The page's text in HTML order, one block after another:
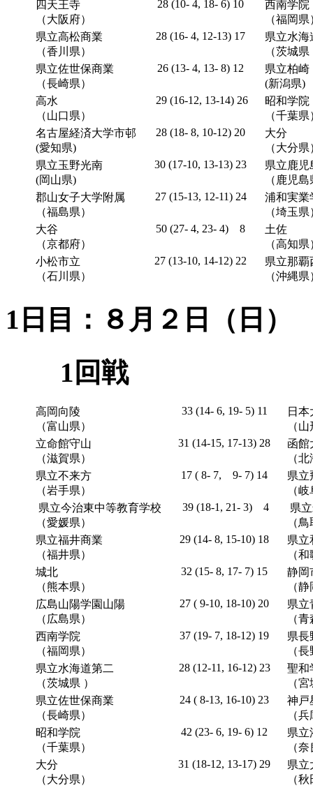
四天王寺
（大阪府）
28 (10- 4, 18- 6) 10
西南学院
（福岡県
県立高松商業
（香川県）
28 (16- 4, 12-13) 17
県立水海
（茨城県
県立佐世保商業
（長崎県）
26 (13- 4, 13- 8) 12
県立柏崎
(新潟県)
高水
（山口県）
29 (16-12, 13-14) 26
昭和学院
（千葉
名古屋経済大学市邨
(愛知県)
28 (18- 8, 10-12) 20
大分
（大分県
県立玉野光南
(岡山県)
30 (17-10, 13-13) 23
県立鹿児
（鹿児
郡山女子大学附属
（福島県）
27 (15-13, 12-11) 24
浦和実業
（埼玉県
大谷
（京都府）
50 (27- 4, 23- 4) 8
土佐
（高知県
小松市立
（石川県）
27 (13-10, 14-12) 22
県立那覇
（沖縄県
1日目：８月２日（日）
1回戦
高岡向陵
（富山県）
33 (14- 6, 19- 5) 11
日
（
立命館守山
（滋賀県）
31 (14-15, 17-13) 28
函館
（
県立不来方
（岩手県）
17 ( 8- 7, 9- 7) 14
県立
（
県立今治東中等教育学校
（愛媛県）
39 (18-1, 21- 3) 4
県
（
県立福井商業
（福井県）
29 (14- 8, 15-10) 18
県立
（
城北
（熊本県）
32 (15- 8, 17- 7) 15
静岡
（
広島山陽学園山陽
（広島県）
27 ( 9-10, 18-10) 20
県立
（
西南学院
（福岡県）
37 (19- 7, 18-12) 19
県長
（
県立水海道第二
（茨城県 ）
28 (12-11, 16-12) 23
聖和
（
県立佐世保商業
（長崎県）
24 ( 8-13, 16-10) 23
神戸
（
昭和学院
（千葉県）
42 (23- 6, 19- 6) 12
県立
（
大分
（大分県）
31 (18-12, 13-17) 29
県立
（